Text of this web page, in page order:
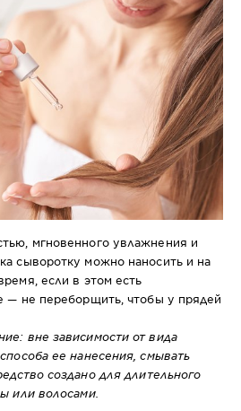
мгновенного увлажнения и
сыворотку можно наносить и на
если в этом есть
— не переборщить, чтобы у прядей
вне зависимости от вида
ее нанесения,смывать
создано для длительного
или волосами.